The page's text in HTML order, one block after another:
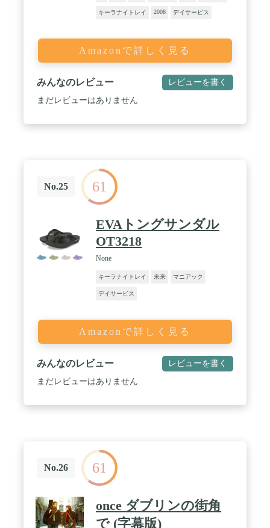
キーラナイトレイ 2008 デイサービス
Amazonで詳しく見る
みんなのレビュー レビューを書く
まだレビューはありません
No.25 61
EVAトングサンダル
OT3218
None
キーラナイトレイ 未来 マニアック
デイサービス
Amazonで詳しく見る
みんなのレビュー レビューを書く
まだレビューはありません
No.26 61
once ダブリンの街角
で (字幕版)